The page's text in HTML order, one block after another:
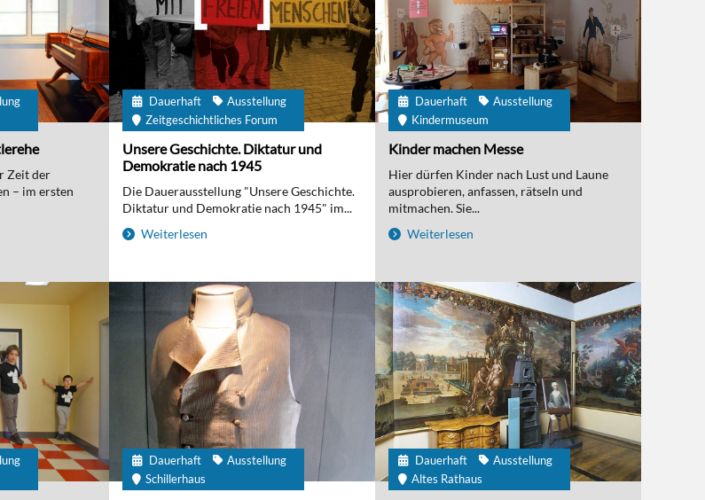
Zeit der
– im ersten
Dauerhaft
Ausstellung
Zeitgeschichtliches Forum
Unsere Geschichte. Diktatur und
Demokratie nach 1945
Die Dauerausstellung "Unsere Geschichte.
Diktatur und Demokratie nach 1945" im...
Weiterlesen
Dauerhaft
Ausstellung
Kindermuseum
Kinder machen Messe
Hier dürfen Kinder nach Lust und Laune
ausprobieren, anfassen, rätseln und
mitmachen. Sie...
Weiterlesen
Dauerhaft
Ausstellung
Schillerhaus
Dauerhaft
Ausstellung
Altes Rathaus